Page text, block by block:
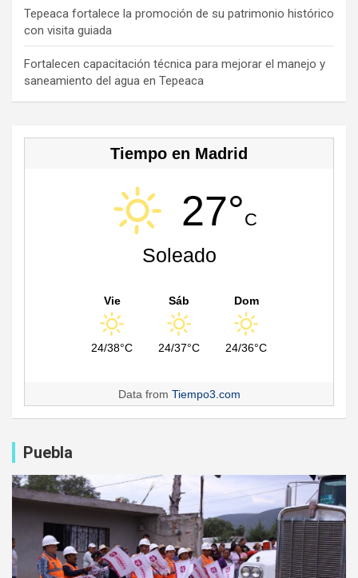
a
n
n
el
Tepeaca fortalece la promoción de su patrimonio histórico
con visita guiada
Fortalecen capacitación técnica para mejorar el manejo y
saneamiento del agua en Tepeaca
Tiempo en Madrid
27°C
Soleado
Vie
24/38°C
Sáb
24/37°C
Dom
24/36°C
Data from Tiempo3.com
Puebla